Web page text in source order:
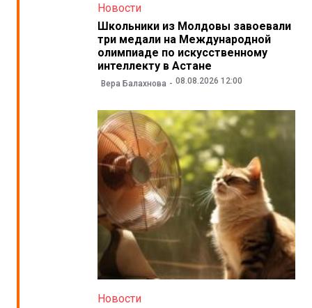
Новости
Школьники из Молдовы завоевали
три медали на Международной
олимпиаде по искусственному
интеллекту в Астане
Вера Балахнова 08.08.2026 12:00
Новости